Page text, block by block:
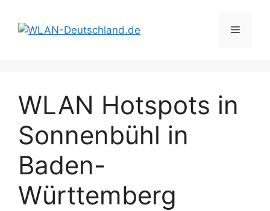
Inhalt
springen
Menü
WLAN Hotspots in
Sonnenbühl in
Baden-
Württemberg